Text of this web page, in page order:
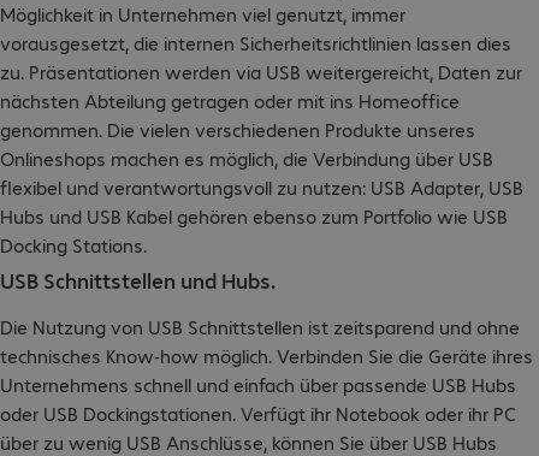
Möglichkeit in Unternehmen viel genutzt, immer
vorausgesetzt, die internen Sicherheitsrichtlinien lassen dies
zu. Präsentationen werden via USB weitergereicht, Daten zur
nächsten Abteilung getragen oder mit ins Homeoffice
genommen. Die vielen verschiedenen Produkte unseres
Onlineshops machen es möglich, die Verbindung über USB
flexibel und verantwortungsvoll zu nutzen: USB Adapter, USB
Hubs und USB Kabel gehören ebenso zum Portfolio wie USB
Docking Stations.
USB Schnittstellen und Hubs.
Die Nutzung von USB Schnittstellen ist zeitsparend und ohne
technisches Know-how möglich. Verbinden Sie die Geräte ihres
Unternehmens schnell und einfach über passende USB Hubs
oder USB Dockingstationen. Verfügt ihr Notebook oder ihr PC
über zu wenig USB Anschlüsse, können Sie über USB Hubs